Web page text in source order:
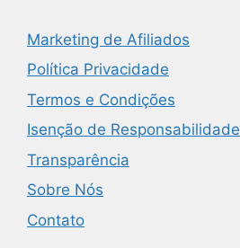
Marketing de Afiliados
Política Privacidade
Termos e Condições
Isenção de Responsabilidade
Transparência
Sobre Nós
Contato